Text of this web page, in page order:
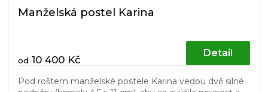
Manželská postel Karina
od 10 400 Kč
Detail
Pod roštem manželské postele Karina vedou dvě silné